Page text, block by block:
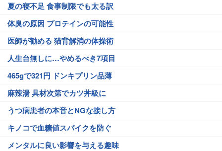
夏の寝不足 食事制限でも太る訳
体臭の原因 プロテインの可能性
医師が勧める 猫背解消の体操術
人生台無しに…やめるべき7項目
465gで321円 ドンキプリン品薄
麻辣湯 具材次第でカツ丼級に
うつ病患者の本音とNGな接し方
キノコで血糖値スパイクを防ぐ
メンタルに良い影響を与える趣味